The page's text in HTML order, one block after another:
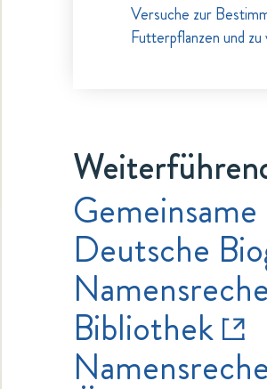
Versuche zur
Futterpflanzen und
Deutsche
Bibliothek